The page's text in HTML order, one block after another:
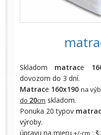
Skladom matrace
dovozom do 3 dní.
Matrace 160x190 na
do 20cm skladom.
Ponuka 20 typov matrac
výroby.
úpravu na mieru +/-cm : š:.